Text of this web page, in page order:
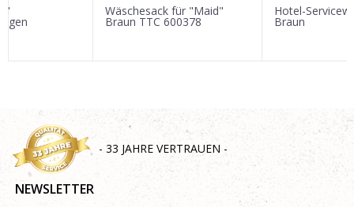
Wäschesack für "Maid"
Braun TTC 600378
Hotel-
Braun
- 33 JAHRE VERTRAUEN -
NEWSLETTER